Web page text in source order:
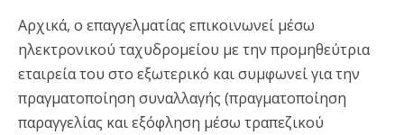
Αρχικά, ο επαγγελματίας επικοινωνεί μέσω
ηλεκτρονικού ταχυδρομείου με την προμηθεύτρια
εταιρεία του στο εξωτερικό και συμφωνεί για την
πραγματοποίηση συναλλαγής (πραγματοποίηση
παραγγελίας και εξόφληση μέσω τραπεζικού